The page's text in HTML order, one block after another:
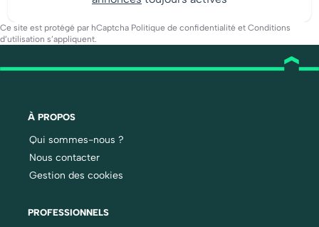
Ce site est protégé par hCaptcha Politique de confidentialité et Conditions
d’utilisation s’appliquent.
À PROPOS
Qui sommes-nous ?
Nous contacter
Gestion des cookies
PROFESSIONNELS